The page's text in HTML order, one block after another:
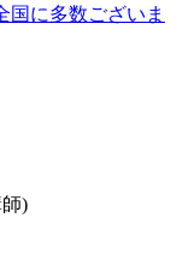
に多数ございま
)